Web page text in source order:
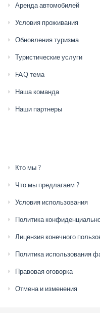
Аренда автомобилей
Условия проживания
Обновления туризма
Туристические услуги
FAQ тема
Наша команда
Наши партнеры
Кто мы ?
Что мы предлагаем ?
Условия использования
Политика
Лицензия конечного
Политика использования
Правовая оговорка
Отмена и изменения